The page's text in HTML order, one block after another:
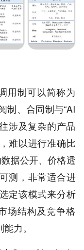
用制可以简称为
制、合同制与“AI
涉及复杂的产品
难以进行准确比
据公开、价格透
测，非常适合进
定该模式来分析
场结构及竞争格
力。